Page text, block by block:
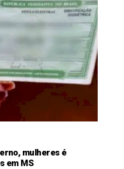
mulheres é
em MS